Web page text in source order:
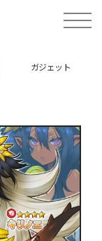
toggle
ガジェット